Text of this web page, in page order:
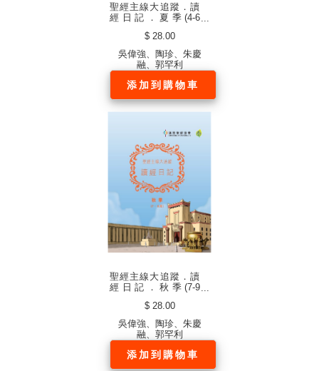
聖經主線大追蹤．讀
經日記．夏季(4-6
文繁體）$ 28.00
吳偉強、陶珍、朱慶
融、郭罕利
添加到購物車
聖經主線大追蹤．讀
經日記．秋季(7-9
文繁體）$ 28.00
吳偉強、陶珍、朱慶
融、郭罕利
添加到購物車